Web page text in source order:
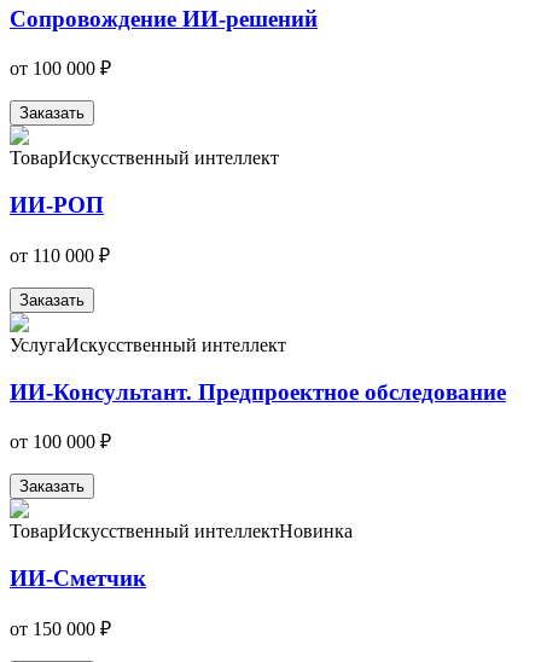
Сопровождение ИИ-решений
от 100 000 ₽
Заказать
ТоварИскусственный интеллект
ИИ-РОП
от 110 000 ₽
Заказать
УслугаИскусственный интеллект
ИИ-Консультант. Предпроектное обследование
от 100 000 ₽
Заказать
ТоварИскусственный интеллектНовинка
ИИ-Сметчик
от 150 000 ₽